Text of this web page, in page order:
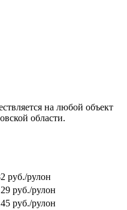
на любой объект
области.
руб./рулон
руб./рулон
руб./рулон